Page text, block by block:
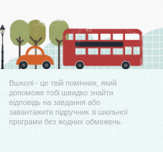
Вшколі - це твій помічник, який
допоможе тобі швидко знайти
відповідь на завдання або
завантажити підручник зі шкільної
програми без жодних обмежень.